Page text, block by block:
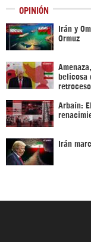
OPINIÓN
Irán y
Ormuz
belicosa
Arbaín:
Irán